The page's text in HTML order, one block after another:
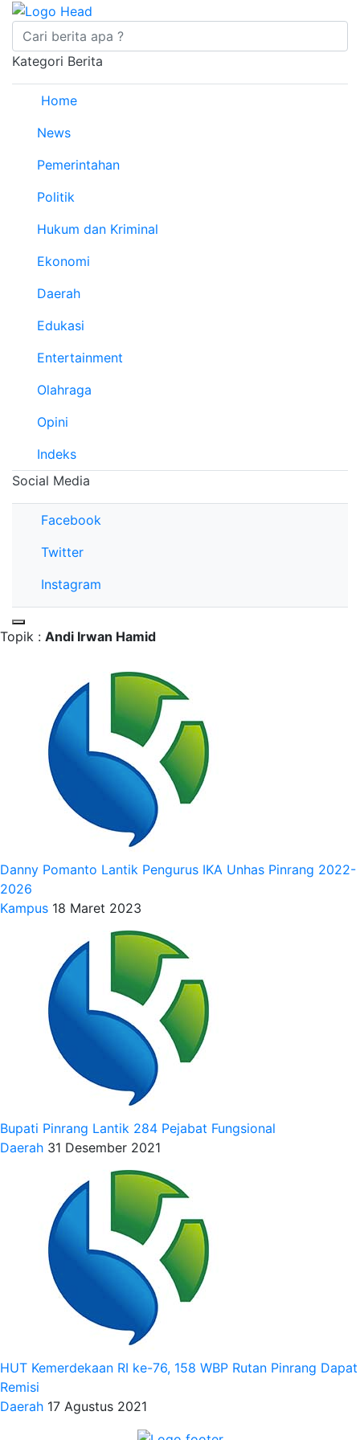
Kategori Berita
Home
News
Pemerintahan
Politik
Hukum dan Kriminal
Ekonomi
Daerah
Edukasi
Entertainment
Olahraga
Opini
Indeks
Social Media
Facebook
Twitter
Instagram
Topik : Andi Irwan Hamid
Danny Pomanto Lantik Pengurus IKA Unhas Pinrang 2022-
2026
Kampus 18 Maret 2023
Bupati Pinrang Lantik 284 Pejabat Fungsional
Daerah 31 Desember 2021
HUT Kemerdekaan RI ke-76, 158 WBP Rutan Pinrang Dapat
Remisi
Daerah 17 Agustus 2021